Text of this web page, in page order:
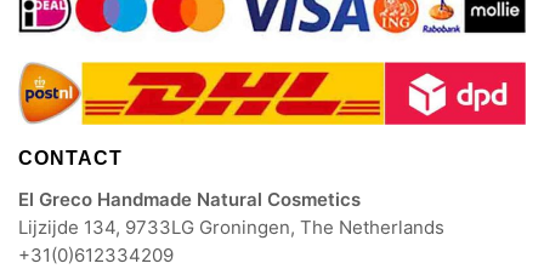
CONTACT
El Greco Handmade Natural Cosmetics
Lijzijde 134, 9733LG Groningen, The Netherlands
+31(0)612334209